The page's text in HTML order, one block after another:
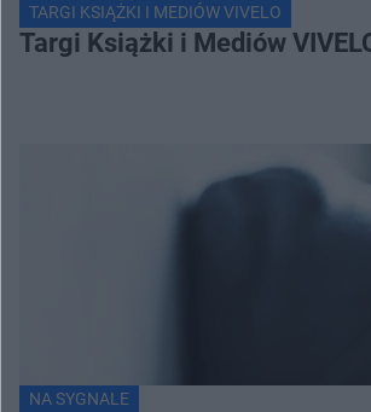
TARGI KSIĄŻKI I MEDIÓW VIVELO
Targi Książki i Mediów
NA SYGNALE